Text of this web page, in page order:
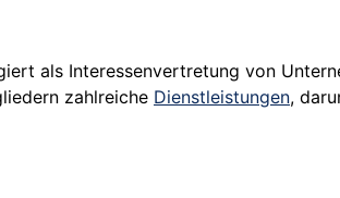
als Interessenvertretung von
zahlreiche Dienstleistungen,